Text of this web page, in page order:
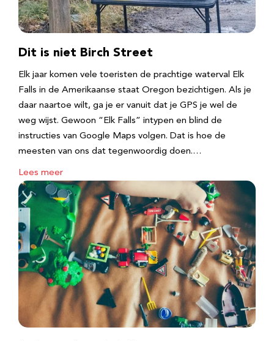
Dit is niet Birch Street
Elk jaar komen vele toeristen de prachtige waterval Elk
Falls in de Amerikaanse staat Oregon bezichtigen. Als je
daar naartoe wilt, ga je er vanuit dat je GPS je wel de
weg wijst. Gewoon “Elk Falls” intypen en blind de
instructies van Google Maps volgen. Dat is hoe de
meesten van ons dat tegenwoordig doen.…
Lees meer